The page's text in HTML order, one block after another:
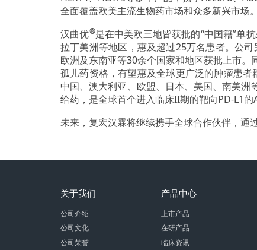
全面覆盖欧美主流生物药市场和众多新兴市场。
汉曲优®是在中美欧三地皆获批的“中国籍”单
拉丁美洲等地区，惠及超过25万名患者。公
欧洲及东南亚等30余个国家和地区获批上市。
孤儿药资格，有望惠及全球更广泛的肿瘤患
中国、澳大利亚、欧盟、日本、美国、南美
给药，是全球首个进入临床II期的靶向PD-L1的
未来，复宏汉霖将继续携手全球合作伙伴，通
关于我们
公司介绍
公司文化
公司荣誉
产品中心
上市产品
在研产品
临床资讯